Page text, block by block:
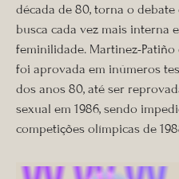
década de 80, torna o
busca cada vez mais interna
feminilidade. Martinez-
foi aprovada em inúmeros
dos anos 80, até ser
sexual em 1986, sendo
competições olímpicas de